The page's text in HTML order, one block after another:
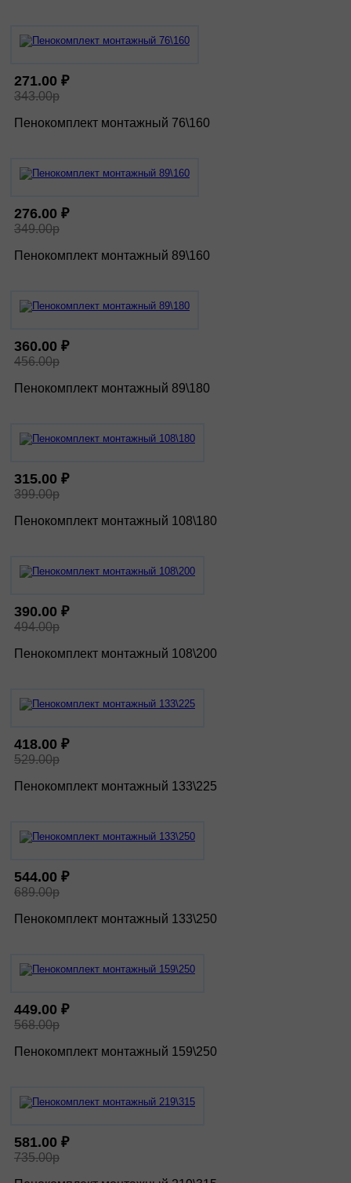
271.00 ₽
343.00р
Пенокомплект монтажный 76\160
276.00 ₽
349.00р
Пенокомплект монтажный 89\160
360.00 ₽
456.00р
Пенокомплект монтажный 89\180
315.00 ₽
399.00р
Пенокомплект монтажный 108\180
390.00 ₽
494.00р
Пенокомплект монтажный 108\200
418.00 ₽
529.00р
Пенокомплект монтажный 133\225
544.00 ₽
689.00р
Пенокомплект монтажный 133\250
449.00 ₽
568.00р
Пенокомплект монтажный 159\250
581.00 ₽
735.00р